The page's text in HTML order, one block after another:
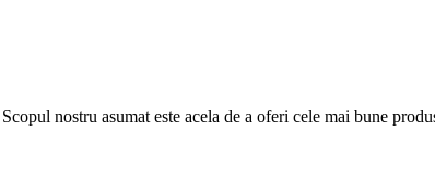
nostru asumat este acela de a oferi cele mai bune